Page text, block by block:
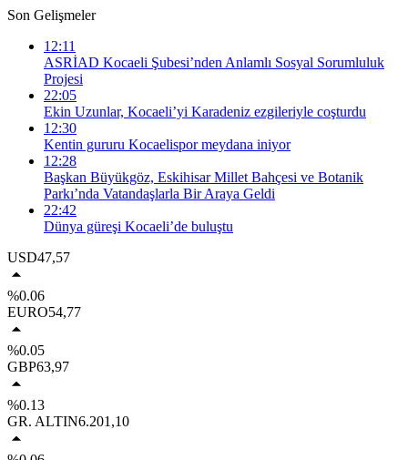
Son Gelişmeler
12:11
ASRİAD Kocaeli Şubesi’nden Anlamlı Sosyal Sorumluluk
Projesi
22:05
Ekin Uzunlar, Kocaeli’yi Karadeniz ezgileriyle coşturdu
12:30
Kentin gururu Kocaelispor meydana iniyor
12:28
Başkan Büyükgöz, Eskihisar Millet Bahçesi ve Botanik
Parkı’nda Vatandaşlarla Bir Araya Geldi
22:42
Dünya güreşi Kocaeli’de buluştu
USD47,57
%0.06
EURO54,77
%0.05
GBP63,97
%0.13
GR. ALTIN6.201,10